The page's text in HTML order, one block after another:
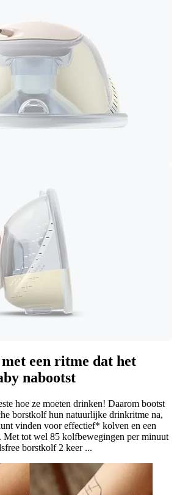
een ritme dat het
nabootst
hoe ze moeten drinken! Daarom bootst
borstkolf hun natuurlijke drinkritme na,
vinden voor effectief* kolven en een
Met tot wel 85 kolfbewegingen per minuut
borstkolf 2 keer ...